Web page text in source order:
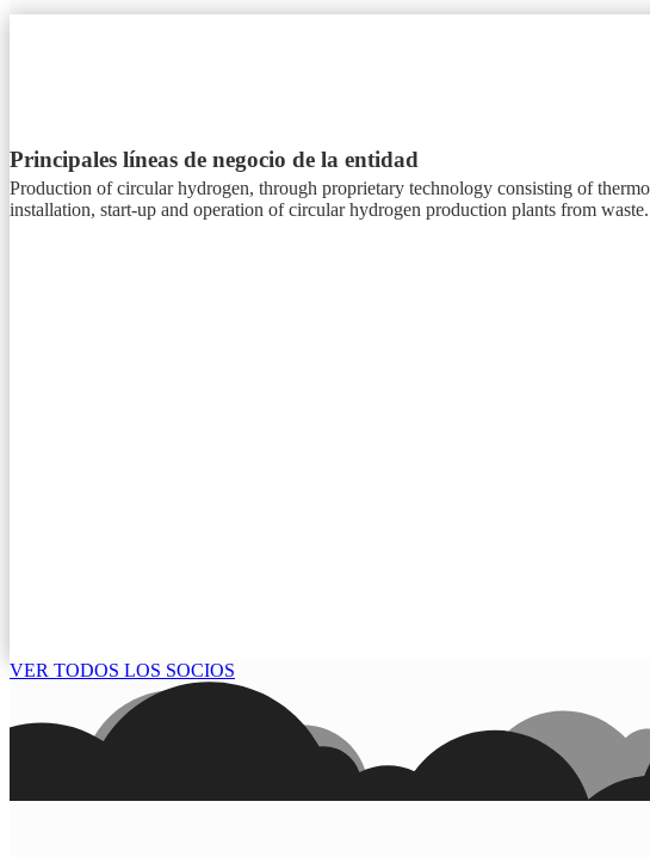
Principales líneas de negocio de la entidad
Production of circular hydrogen, through proprietary technology consisting of
installation, start-up and operation of circular hydrogen production plants from waste.
VER TODOS LOS SOCIOS